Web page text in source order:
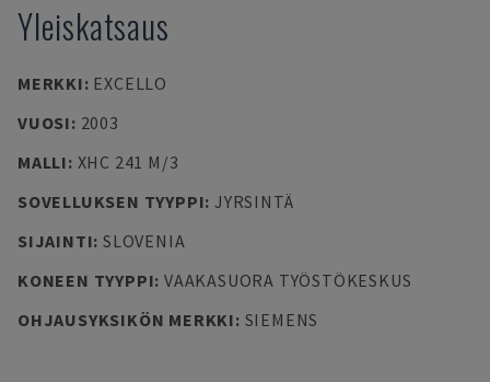
Yleiskatsaus
MERKKI: EXCELLO
VUOSI: 2003
MALLI: XHC 241 M/3
SOVELLUKSEN TYYPPI: JYRSINTÄ
SIJAINTI: SLOVENIA
KONEEN TYYPPI: VAAKASUORA TYÖSTÖKESKUS
OHJAUSYKSIKÖN MERKKI: SIEMENS